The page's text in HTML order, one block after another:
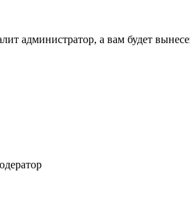
администратор, а вам будет